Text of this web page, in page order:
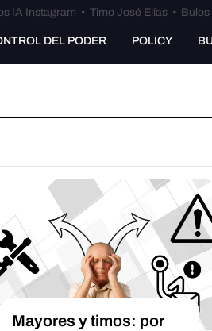
IA Instagram • Timo José Elías • Bulos
DEL PODER POLICY
Mayores y timos: por